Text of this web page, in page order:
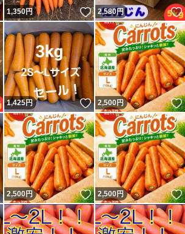
いいね！
1,350円 いいね！
2,580円
いいね！
1,425円 いいね！
2,500円
いいね！
2,500円 いいね！
2,500円